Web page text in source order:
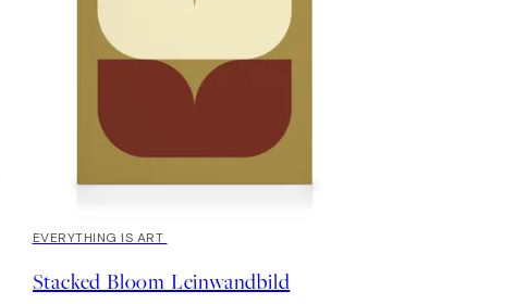
EVERYTHING IS ART
Stacked Bloom Leinwandbild